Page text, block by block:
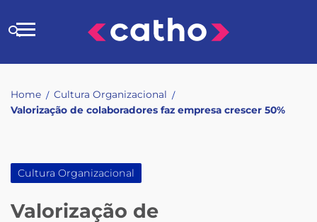
to
Buscar
Home / Cultura Organizacional /
Valorização de colaboradores faz empresa crescer 50%
Cultura Organizacional
Valorização de